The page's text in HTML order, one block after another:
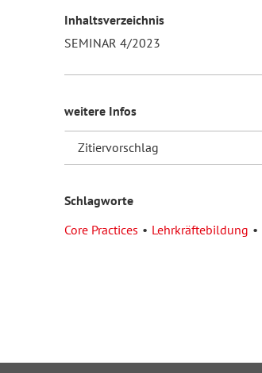
Inhaltsverzeichnis
SEMINAR 4/2023
weitere Infos
Zitiervorschlag
Schlagworte
Core Practices
Lehrkräftebildung